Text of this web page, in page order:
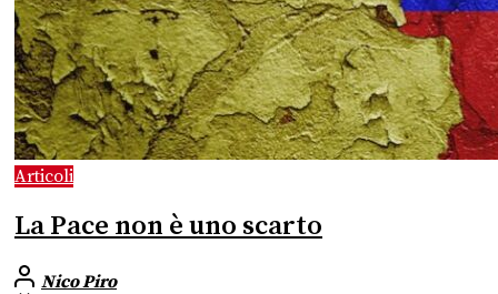
Articoli
La Pace non è uno scarto
Nico Piro